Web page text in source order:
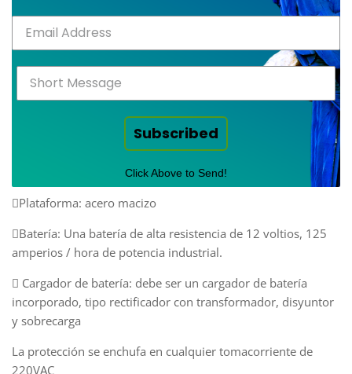
Subscribed
Click Above to Send!
Plataforma: acero macizo
Batería: Una batería de alta resistencia de 12 voltios, 125
amperios / hora de potencia industrial.
 Cargador de batería: debe ser un cargador de batería
incorporado, tipo rectificador con transformador, disyuntor
y sobrecarga
La protección se enchufa en cualquier tomacorriente de
220VAC